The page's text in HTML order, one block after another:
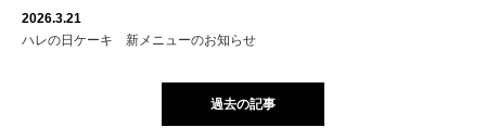
2026.3.21
ハレの日ケーキ 新メニューのお知らせ
過去の記事